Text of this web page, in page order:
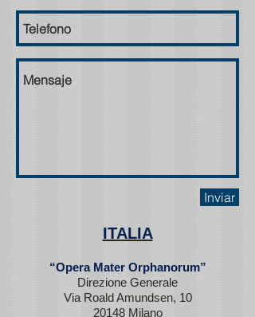
ITALIA
“Opera Mater Orphanorum”
Direzione Generale
Via Roald Amundsen, 10
20148 Milano
Inviar